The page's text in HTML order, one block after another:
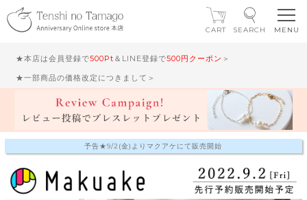
★本店は会員登録で500Pt ＆LINE登録で500円クーポン ＞
★一部商品の価格改定につきまして＞
CART SEARCH
予告★9/2(金)よりマクアケにて販売開始